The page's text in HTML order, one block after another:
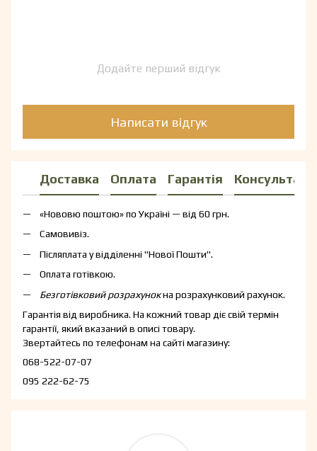
Додайте перший відгук
Написати відгук
Доставка Оплата Гарантія
«Нововю поштою» по Україні — від 60 грн.
Самовивіз.
Післяплата у відділенні "Нової Пошти".
Оплата готівкою.
Безготівковий розрахунокна розрахунковий рахунок.
Гарантія від виробника. На кожний товар діє свій термін
гарантії, який вказаний в описі товару.
Звертайтесь по телефонам на сайті магазину:
068-522-07-07
095 222-62-75